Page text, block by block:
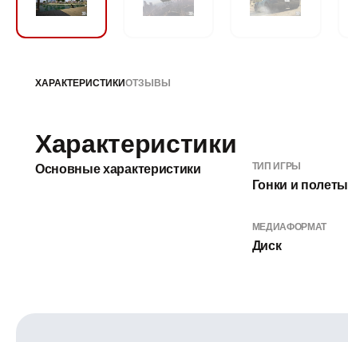
ХАРАКТЕРИСТИКИОТЗЫВЫ
Характеристики
Основные характеристики ТИП ИГРЫ
Гонки и полеты
МЕДИАФОРМАТ
Диск